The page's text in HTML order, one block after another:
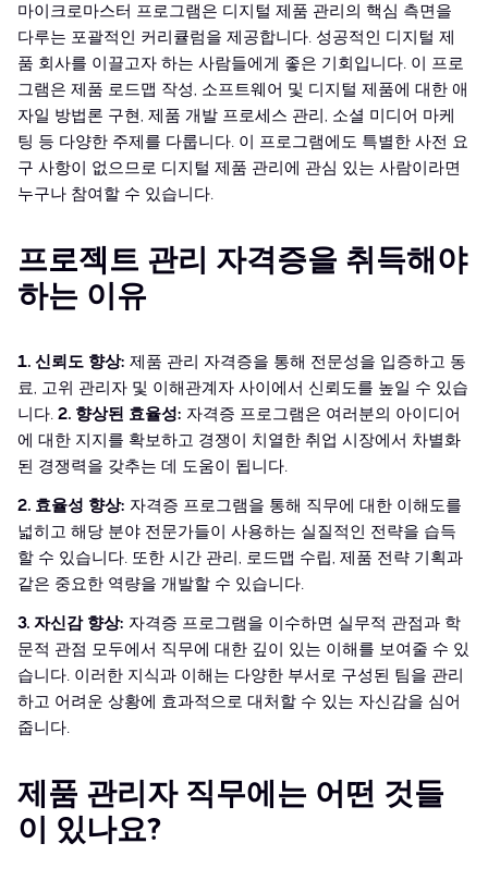
마이크로마스터 프로그램은 디지털 제품 관리의 핵심 측면을
다루는 포괄적인 커리큘럼을 제공합니다. 성공적인 디지털 제
품 회사를 이끌고자 하는 사람들에게 좋은 기회입니다. 이 프로
그램은 제품 로드맵 작성, 소프트웨어 및 디지털 제품에 대한 애
자일 방법론 구현, 제품 개발 프로세스 관리, 소셜 미디어 마케
팅 등 다양한 주제를 다룹니다. 이 프로그램에도 특별한 사전 요
구 사항이 없으므로 디지털 제품 관리에 관심 있는 사람이라면
누구나 참여할 수 있습니다.
프로젝트 관리 자격증을 취득해야
하는 이유
1. 신뢰도 향상: 제품 관리 자격증을 통해 전문성을 입증하고 동
료, 고위 관리자 및 이해관계자 사이에서 신뢰도를 높일 수 있습
니다. 2. 향상된 효율성: 자격증 프로그램은 여러분의 아이디어
에 대한 지지를 확보하고 경쟁이 치열한 취업 시장에서 차별화
된 경쟁력을 갖추는 데 도움이 됩니다.
2. 효율성 향상: 자격증 프로그램을 통해 직무에 대한 이해도를
넓히고 해당 분야 전문가들이 사용하는 실질적인 전략을 습득
할 수 있습니다. 또한 시간 관리, 로드맵 수립, 제품 전략 기획과
같은 중요한 역량을 개발할 수 있습니다.
3. 자신감 향상: 자격증 프로그램을 이수하면 실무적 관점과 학
문적 관점 모두에서 직무에 대한 깊이 있는 이해를 보여줄 수 있
습니다. 이러한 지식과 이해는 다양한 부서로 구성된 팀을 관리
하고 어려운 상황에 효과적으로 대처할 수 있는 자신감을 심어
줍니다.
제품 관리자 직무에는 어떤 것들
이 있나요?